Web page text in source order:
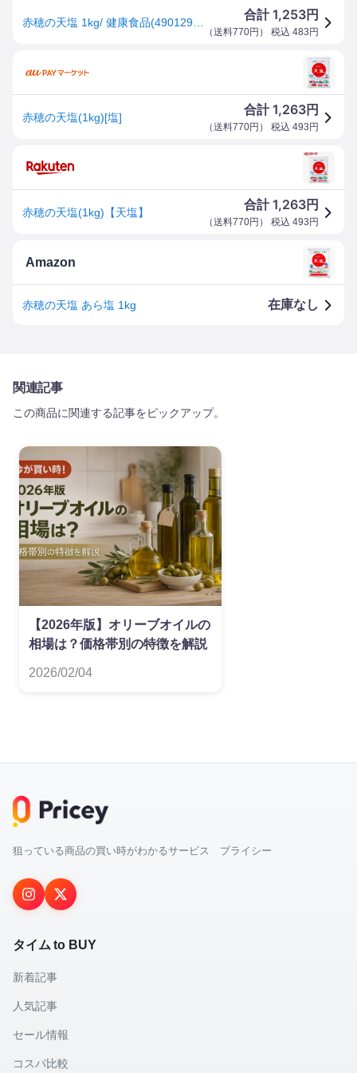
合計1,253円
（送料770円 ） 税込 483 円
赤穂の天塩(1kg)[塩]
合計1,263円
（送料770円 ） 税込 493 円
赤穂の天塩(1kg)【天塩】
合計1,263円
（送料770円 ） 税込 493 円
Amazon
赤穂の天塩 あら塩 1kg 在庫なし
関連記事
この商品に関連する記事をピックアップ。
【2026年版】オリーブオイルの
相場は？価格帯別の特徴を解説
2026/02/04
狙っている商品の買い時がわかるサービス プライシー
タイム to BUY
新着記事
人気記事
セール情報
コスパ比較